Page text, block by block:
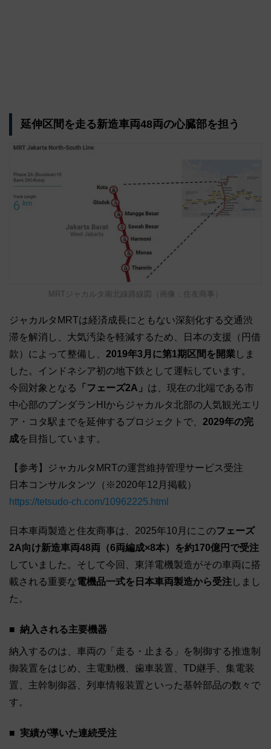
延伸区間を走る新造車両48両の心臓部を担う
MRTジャカルタ南北線路線図（画像：住友商事）
ジャカルタMRTは経済成長にともない深刻化する交通渋
滞を解消し、大気汚染を軽減するため、日本の支援（円借
款）によって整備し、 2019年3月に第1期区間を開業 しま
した。インドネシア初の地下鉄として運転しています。
今回対象となる
「フェーズ2A」 は、現在の北端である市
中心部のブンダランHIからジャカルタ北部の人気観光エリ
ア・コタ駅までを延伸するプロジェクトで、 2029年の完
成を目指しています。
【参考】ジャカルタMRTの運営維持管理サービス受注
日本コンサルタンツ（※2020年12月掲載）
https://tetsudo-ch.com/10962225.html
日本車両製造と住友商事は、2025年10月にこのフェーズ
2A向け新造車両48両（6両編成×8本）を約170億円で受注
していました。そして今回、東洋電機製造がその車両に搭
載される重要な電機品一式を日本車両製造から受注 しまし
た。
納入される主要機器
納入するのは、車両の「走る・止まる」を制御する推進制
御装置をはじめ、主電動機、歯車装置、TD継手、集電装
置、主幹制御器、列車情報装置といった基幹部品の数々で
す。
実績が導いた連続受注